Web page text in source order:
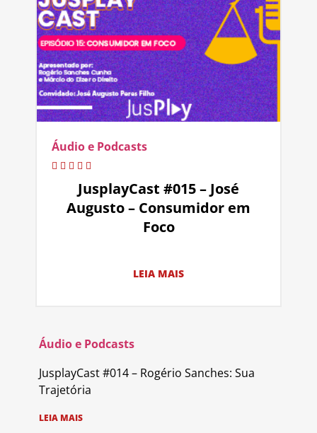
Áudio e Podcasts
JusplayCast #015 – José
Augusto – Consumidor em
Foco
LEIA MAIS
Áudio e Podcasts
JusplayCast #014 – Rogério Sanches: Sua
Trajetória
LEIA MAIS